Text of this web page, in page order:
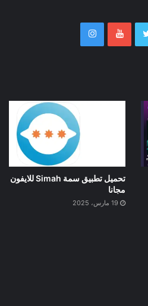
تحميل تطبيق سمة Simah للايفون
مجانا
19 مارس، 2025